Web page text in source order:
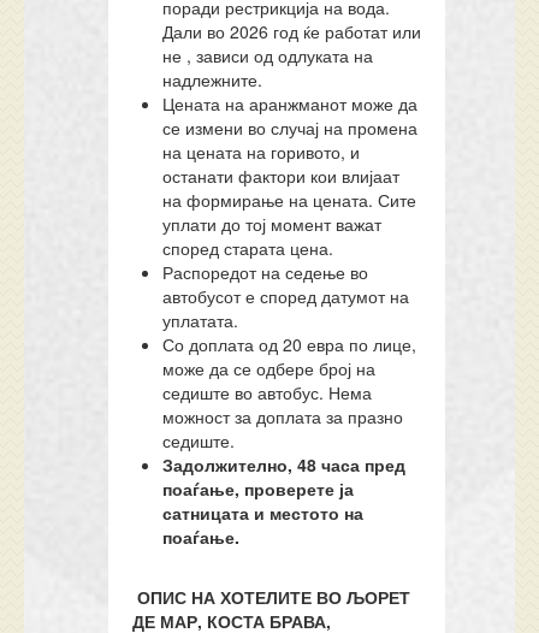
поради рестрикција на вода.
Дали во 2026 год ќе работат или
не , зависи од одлуката на
надлежните.
Цената на аранжманот може да
се измени во случај на промена
на цената на горивото, и
останати фактори кои влијаат
на формирање на цената. Сите
уплати до тој момент важат
според старата цена.
Распоредот на седење во
автобусот е според датумот на
уплатата.
Со доплата од 20 евра по лице,
може да се одбере број на
седиште во автобус. Нема
можност за доплата за празно
седиште.
Задолжително, 48 часа пред
поаѓање, проверете ја
сатницата и местото на
поаѓање.
ОПИС НА ХОТЕЛИТЕ ВО ЉОРЕТ
ДЕ МАР, КОСТА БРАВА,